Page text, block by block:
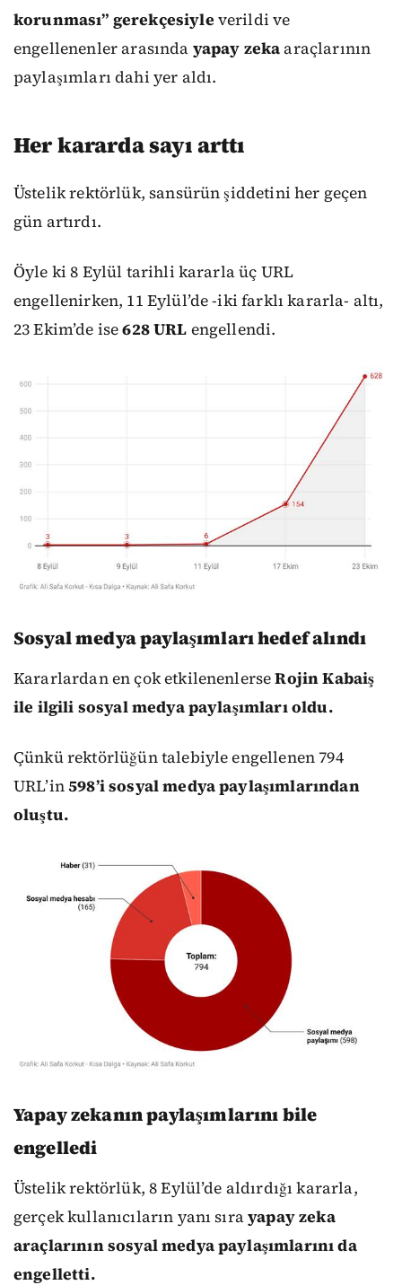
korunması” gerekçesiyle verildi ve
engellenenler arasında yapay zekaaraçlarının
paylaşımları dahi yer aldı.
Her kararda sayı arttı
Üstelik rektörlük, sansürün şiddetini her geçen
gün artırdı.
Öyle ki 8 Eylül tarihli kararla üç URL
engellenirken, 11 Eylül’de -iki farklı kararla- altı,
23 Ekim’de ise628 URL engellendi.
Sosyal medya paylaşımları hedef alındı
Kararlardan en çok etkilenenlerseRojin Kabaiş
ile ilgili sosyal medya paylaşımları oldu.
Çünkü rektörlüğün talebiyle engellenen 794
URL’in598’i sosyal medya paylaşımlarından
oluştu.
Yapay zekanın paylaşımlarını bile
engelledi
Üstelik rektörlük, 8 Eylül’de aldırdığı kararla,
gerçek kullanıcıların yanı sırayapay zeka
araçlarının sosyal medya paylaşımlarını da
engelletti.